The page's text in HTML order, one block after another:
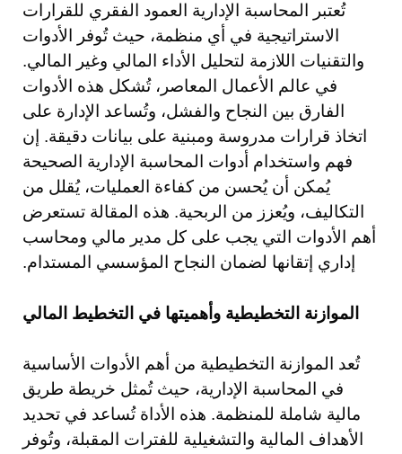
تُعتبر المحاسبة الإدارية العمود الفقري للقرارات
الاستراتيجية في أي منظمة، حيث تُوفر الأدوات
والتقنيات اللازمة لتحليل الأداء المالي وغير المالي.
في عالم الأعمال المعاصر، تُشكل هذه الأدوات
الفارق بين النجاح والفشل، وتُساعد الإدارة على
اتخاذ قرارات مدروسة ومبنية على بيانات دقيقة. إن
فهم واستخدام أدوات المحاسبة الإدارية الصحيحة
يُمكن أن يُحسن من كفاءة العمليات، يُقلل من
التكاليف، ويُعزز من الربحية. هذه المقالة تستعرض
أهم الأدوات التي يجب على كل مدير مالي ومحاسب
إداري إتقانها لضمان النجاح المؤسسي المستدام.
الموازنة التخطيطية وأهميتها في التخطيط المالي
تُعد الموازنة التخطيطية من أهم الأدوات الأساسية
في المحاسبة الإدارية، حيث تُمثل خريطة طريق
مالية شاملة للمنظمة. هذه الأداة تُساعد في تحديد
الأهداف المالية والتشغيلية للفترات المقبلة، وتُوفر